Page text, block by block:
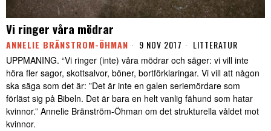
Vi ringer våra mödrar
ANNELIE BRÄNSTROM-ÖHMAN 9 NOV 2017 LITTERATUR
UPPMANING. “Vi ringer (inte) våra mödrar och säger: vi vill inte
höra fler sagor, skottsalvor, böner, bortförklaringar. Vi vill att någon
ska säga som det är: ”Det är inte en galen seriemördare som
förläst sig på Bibeln. Det är bara en helt vanlig fähund som hatar
kvinnor.” Annelie Bränström-Öhman om det strukturella våldet mot
kvinnor.